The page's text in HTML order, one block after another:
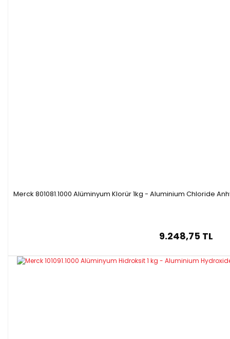
Merck 801081.1000 Alüminyum Klorür 1kg - Aluminium Chloride
9.248,75 TL